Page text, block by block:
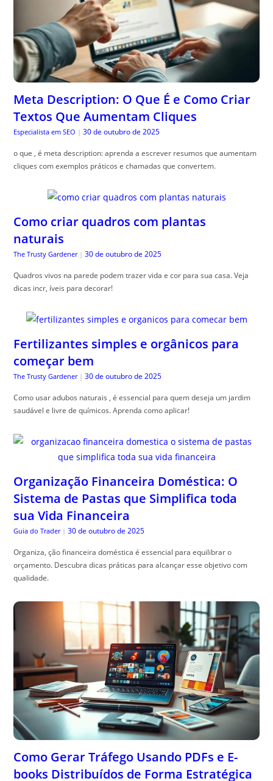
Meta Description: O Que É e Como Criar
Textos Que Aumentam Cliques
Especialista em SEO | 30 de outubro de 2025
o que , é meta description: aprenda a escrever resumos que aumentam
cliques com exemplos práticos e chamadas que convertem.
Como criar quadros com plantas
naturais
The Trusty Gardener | 30 de outubro de 2025
Quadros vivos na parede podem trazer vida e cor para sua casa. Veja
dicas incr, íveis para decorar!
Fertilizantes simples e orgânicos para
começar bem
The Trusty Gardener | 30 de outubro de 2025
Como usar adubos naturais , é essencial para quem deseja um jardim
saudável e livre de químicos. Aprenda como aplicar!
Organização Financeira Doméstica: O
Sistema de Pastas que Simplifica toda
sua Vida Financeira
Guia do Trader | 30 de outubro de 2025
Organiza, ção financeira doméstica é essencial para equilibrar o
orçamento. Descubra dicas práticas para alcançar esse objetivo com
qualidade.
Como Gerar Tráfego Usando PDFs e E-
books Distribuídos de Forma Estratégica